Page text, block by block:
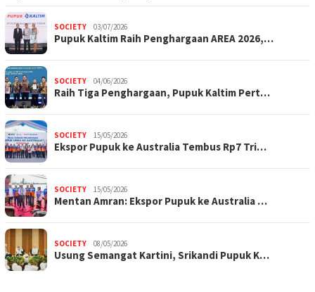
SOCIETY 03/07/2026
Pupuk Kaltim Raih Penghargaan AREA 2026,…
SOCIETY 04/06/2026
Raih Tiga Penghargaan, Pupuk Kaltim Pert…
SOCIETY 15/05/2026
Ekspor Pupuk ke Australia Tembus Rp7 Tri…
SOCIETY 15/05/2026
Mentan Amran: Ekspor Pupuk ke Australia …
SOCIETY 08/05/2026
Usung Semangat Kartini, Srikandi Pupuk K…